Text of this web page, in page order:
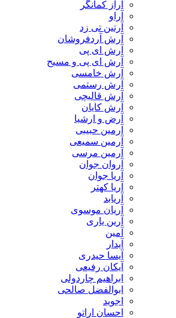
آراز کمانگر
آراو
آرتین تی زد
آرش آردفروشان
آرش ای پی
آرش ای پی و مسیح
آرش خامسی
آرش رستمی
آرش قالیچی
آرش کایان
​آرض و ارشیا
آرمین حبیبی
آرمین سمیعی
آرمین مرسی
آروان جوان
آریا جوان
آریا کهتر
آریابد
آریان موسوی
آرین یاری
آمین
آیدار
آیسا حیدری
آیکان رفیعی
ابراهیم چاردولی
ابوالفضل صالحی
اجوید
احسان اراتو